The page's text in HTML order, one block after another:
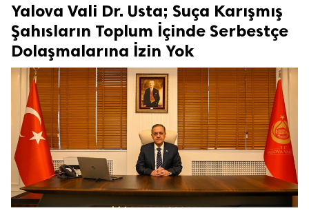
Yalova Vali Dr. Usta; Suça Karışmış
Şahısların Toplum İçinde Serbestçe
Dolaşmalarına İzin Yok